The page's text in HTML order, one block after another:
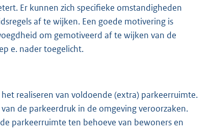
Er kunnen zich specifieke omstandigheden
af te wijken. Een goede motivering is
om gemotiveerd af te wijken van de
e. nader toegelicht.
realiseren van voldoende (extra) parkeerruimte.
de parkeerdruk in de omgeving veroorzaken.
parkeerruimte ten behoeve van bewoners en